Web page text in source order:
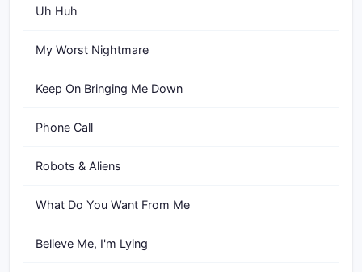
Uh Huh
My Worst Nightmare
Keep On Bringing Me Down
Phone Call
Robots & Aliens
What Do You Want From Me
Believe Me, I'm Lying